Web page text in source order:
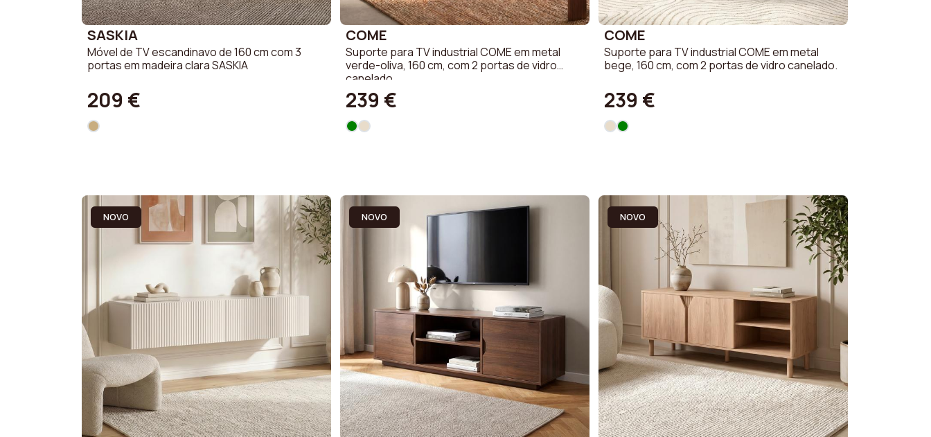
SASKIA
Móvel de TV escandinavo de 160 cm com 3
portas em madeira clara SASKIA
209 €
COME
Suporte para TV industrial COME em metal
verde-oliva, 160 cm, com 2 portas de vidro
canelado.
239 €
COME
Suporte para TV industrial COME em metal
bege, 160 cm, com 2 portas de vidro canelado.
239 €
NOVO NOVO NOVO